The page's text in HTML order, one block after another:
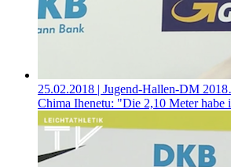
25.02.2018 | Jugend-Hallen-DM
Chima Ihenetu: "Die 2,10 Meter habe